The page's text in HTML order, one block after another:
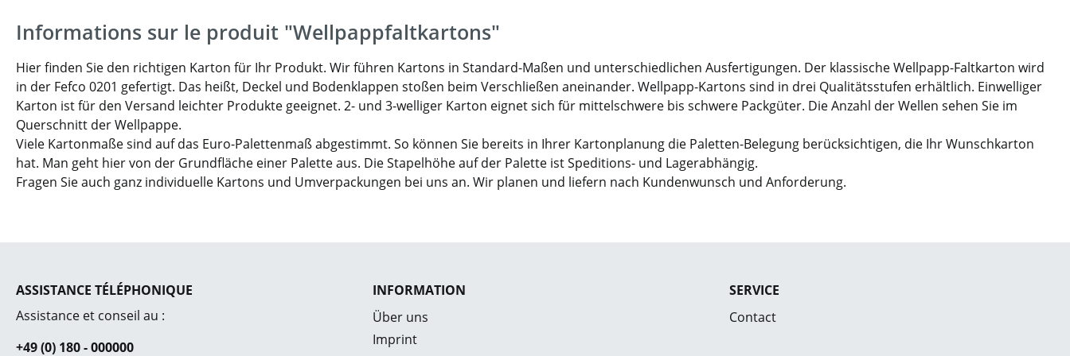
Informations sur le produit "Wellpappfaltkartons"
Hier finden Sie den richtigen Karton für Ihr Produkt. Wir führen Kartons in Standard-Maßen und unterschiedlichen Ausfertigungen. Der klassische Wellpapp-Faltkarton wird
in der Fefco 0201 gefertigt. Das heißt, Deckel und Bodenklappen stoßen beim Verschließen aneinander. Wellpapp-Kartons sind in drei Qualitätsstufen erhältlich. Einwelliger
Karton ist für den Versand leichter Produkte geeignet. 2- und 3-welliger Karton eignet sich für mittelschwere bis schwere Packgüter. Die Anzahl der Wellen sehen Sie im
Querschnitt der Wellpappe.
Viele Kartonmaße sind auf das Euro-Palettenmaß abgestimmt. So können Sie bereits in Ihrer Kartonplanung die Paletten-Belegung berücksichtigen, die Ihr Wunschkarton
hat. Man geht hier von der Grundfläche einer Palette aus. Die Stapelhöhe auf der Palette ist Speditions- und Lagerabhängig.
Fragen Sie auch ganz individuelle Kartons und Umverpackungen bei uns an. Wir planen und liefern nach Kundenwunsch und Anforderung.
ASSISTANCE TÉLÉPHONIQUE
Assistance et conseil au :
+49 (0) 180 - 000000
INFORMATION
Über uns
Imprint
SERVICE
Contact